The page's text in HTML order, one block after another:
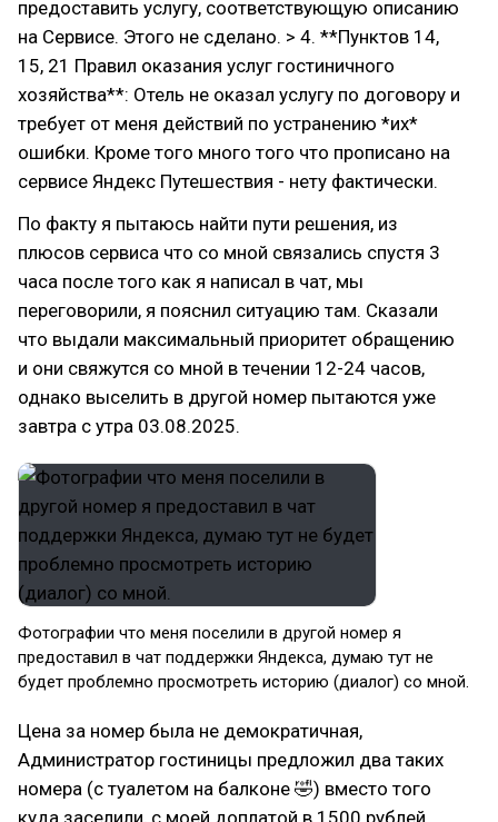
предоставить услугу, соответствующую описанию
на Сервисе. Этого не сделано. > 4. **Пунктов 14,
15, 21 Правил оказания услуг гостиничного
хозяйства**: Отель не оказал услугу по договору и
требует от меня действий по устранению *их*
ошибки. Кроме того много того что прописано на
сервисе Яндекс Путешествия - нету фактически.
По факту я пытаюсь найти пути решения, из
плюсов сервиса что со мной связались спустя 3
часа после того как я написал в чат, мы
переговорили, я пояснил ситуацию там. Сказали
что выдали максимальный приоритет обращению
и они свяжутся со мной в течении 12-24 часов,
однако выселить в другой номер пытаются уже
завтра с утра 03.08.2025.
Фотографии что меня поселили в другой номер я
предоставил в чат поддержки Яндекса, думаю тут не
будет проблемно просмотреть историю (диалог) со мной.
Цена за номер была не демократичная,
Администратор гостиницы предложил два таких
номера (с туалетом на балконе 🤣) вместо того
куда заселили, с моей доплатой в 1500 рублей